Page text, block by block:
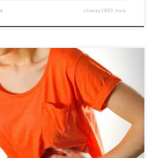
מאת chiway1983
מי מאיתנו לא חווה כאב בטן בחייו? כאבי בטן הן
שכולם חווים אותם בשלב זה או אחר. יש
עלולים לקבל כאבי בטן, אך לשמחתנו רובן אינן
חולפים במהירות. בדרך כלל, אין צורך ביותר
המטבח כדי למצוא פתרון. […]